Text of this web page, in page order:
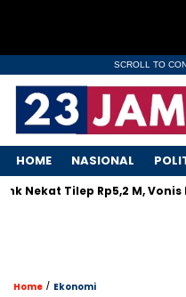
SCROLL TO
HOME NASIONAL
Tilep Rp5,2 M, Vonis
Home / Ekonomi